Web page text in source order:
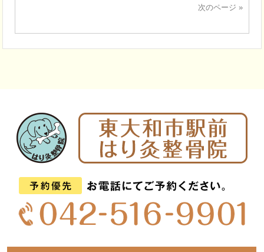
次のページ »